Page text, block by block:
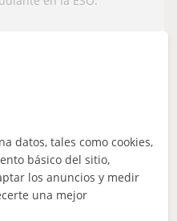
1ª clase gratis
datos, tales como cookies,
básico del sitio,
los anuncios y medir
una mejor